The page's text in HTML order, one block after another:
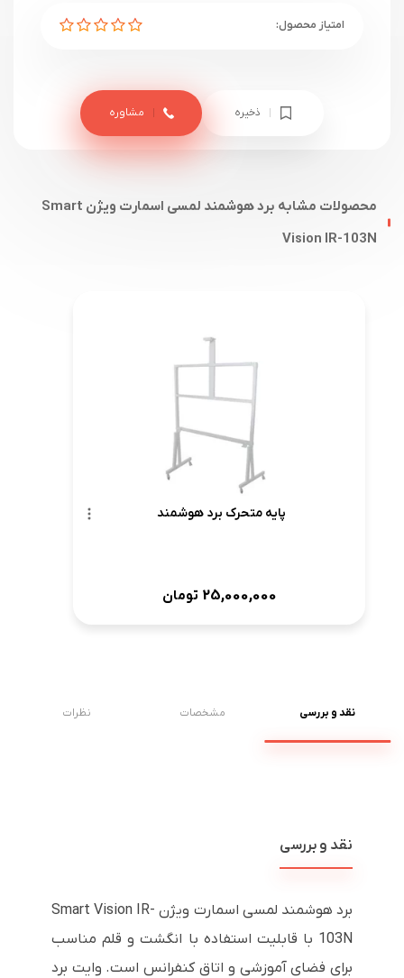
ذخیره مشاوره
محصولات مشابه برد هوشمند لمسی اسمارت ویژن Smart
Vision IR-103N
پایه متحرک برد هوشمند
25,000,000 تومان
نقد و بررسی مشخصات نظرات
نقد و بررسی
برد هوشمند لمسی اسمارت ویژن Smart Vision IR-
103N با قابلیت استفاده با انگشت و قلم مناسب
برای فضای آموزشی و اتاق کنفرانس است. وایت برد